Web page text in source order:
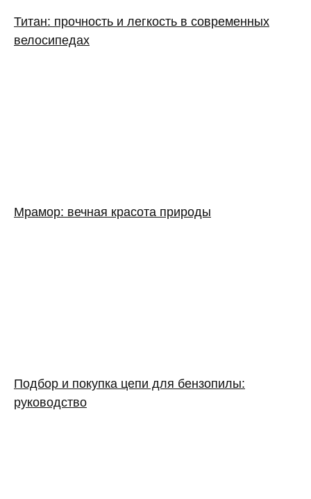
Титан: прочность и легкость в современных
велосипедах
Мрамор: вечная красота природы
Подбор и покупка цепи для бензопилы:
руководство